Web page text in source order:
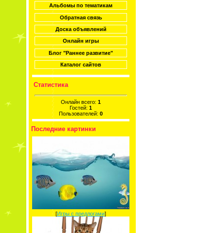
Альбомы по тематикам
Обратная связь
Доска объявлений
Онлайн игры
Блог "Раннее развитие"
Каталог сайтов
Статистика
Онлайн всего: 1
Гостей: 1
Пользователей: 0
Последние картинки
[Игры с предлогами]